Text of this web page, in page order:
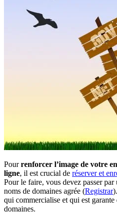
Pourrenforcer l’image de votre
ligne, il est crucial de réserver et
Pour le faire, vous devez passer par
noms de domaines agrée (Registrar
qui commercialise et qui est
domaines.